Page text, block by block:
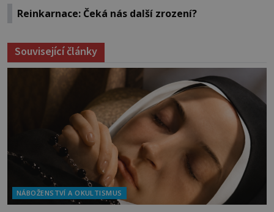
Reinkarnace: Čeká nás další zrození?
Související články
NÁBOŽENSTVÍ A OKULTISMUS